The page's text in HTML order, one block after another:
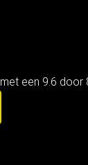
een 9.6 door